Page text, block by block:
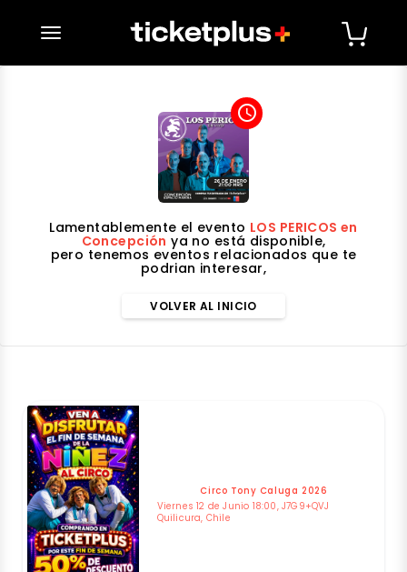
desplegar navegación
access_time
Lamentablemente el evento LOS PERICOS en
Concepción ya no está disponible,
pero tenemos eventos relacionados que te
podrian interesar,
VOLVER AL INICIO
Circo Tony Caluga 2026
Viernes 12 de Junio 18:00, J7G9+QVJ
Quilicura, Chile